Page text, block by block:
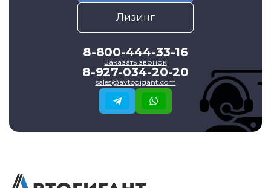
Лизинг
8-800-444-33-16
Заказать звонок
8-927-034-20-20
sales@avtogigant.com